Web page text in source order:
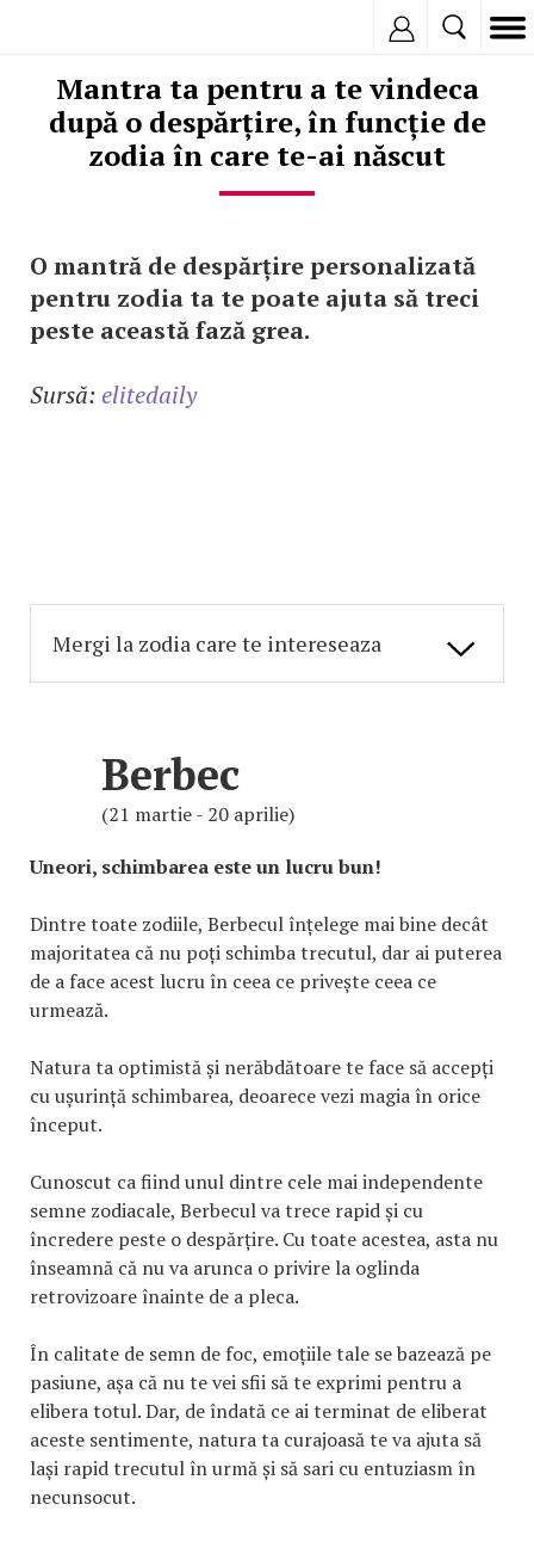
Mantra ta pentru a te vindeca
după o despărțire, în funcție de
zodia în care te-ai născut
O mantră de despărțire personalizată
pentru zodia ta te poate ajuta să treci
peste această fază grea.
Sursă:elitedaily
Berbec
(21 martie - 20 aprilie)
Uneori, schimbarea este un lucru bun!
Dintre toate zodiile, Berbecul înțelege mai bine decât
majoritatea că nu poți schimba trecutul, dar ai puterea
de a face acest lucru în ceea ce privește ceea ce
urmează.
Natura ta optimistă și nerăbdătoare te face să accepți
cu ușurință schimbarea, deoarece vezi magia în orice
început.
Cunoscut ca fiind unul dintre cele mai independente
semne zodiacale, Berbecul va trece rapid și cu
încredere peste o despărțire. Cu toate acestea, asta nu
înseamnă că nu va arunca o privire la oglinda
retrovizoare înainte de a pleca.
În calitate de semn de foc, emoțiile tale se bazează pe
pasiune, așa că nu te vei sfii să te exprimi pentru a
elibera totul. Dar, de îndată ce ai terminat de eliberat
aceste sentimente, natura ta curajoasă te va ajuta să
lași rapid trecutul în urmă și să sari cu entuziasm în
necunsocut.